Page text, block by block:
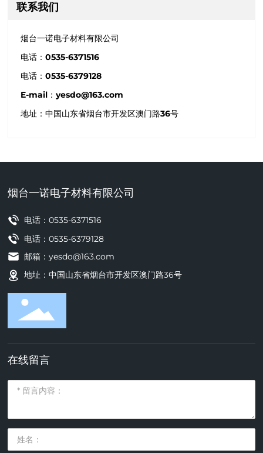
联系我们
烟台一诺电子材料有限公司
电话：0535-6371516
电话：0535-6379128
E-mail：yesdo@163.com
地址：中国山东省烟台市开发区澳门路36号
烟台一诺电子材料有限公司
电话：0535-6371516
电话：0535-6379128
邮箱：yesdo@163.com
地址：中国山东省烟台市开发区澳门路36号
在线留言